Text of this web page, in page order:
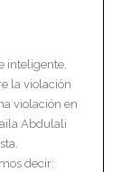
inteligente,
la violación
violación en
Abdulali
decir: